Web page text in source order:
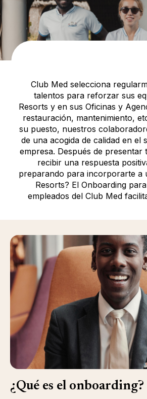
Club Med selecciona
talentos para reforzar sus
Resorts y en sus Oficinas y
restauración, mantenimiento,
su puesto, nuestros
de una acogida de calidad en el
empresa. Después de presentar
recibir una respuesta
preparando para incorporarte a
Resorts? El Onboarding
empleados del Club Med
¿Qué es el onboarding?